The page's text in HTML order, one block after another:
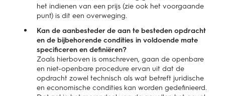
het indienen van een prijs (zie ook het voorgaande
punt) is dit een overweging.
Kan de aanbesteder de aan te besteden opdracht
en de bijbehorende condities in voldoende mate
specificeren en definiëren?
​Zoals hierboven is omschreven, gaan de openbare
en niet-openbare procedure ervan uit dat de
opdracht zowel technisch als wat betreft juridische
en economische condities kan worden gedefinieerd.